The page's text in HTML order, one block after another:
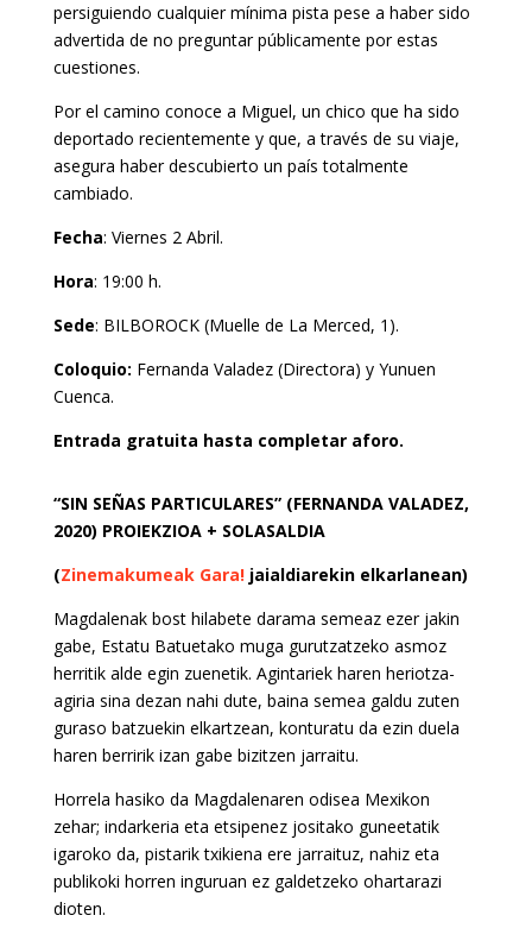
persiguiendo cualquier mínima pista pese a haber sido
advertida de no preguntar públicamente por estas
cuestiones.
Por el camino conoce a Miguel, un chico que ha sido
deportado recientemente y que, a través de su viaje,
asegura haber descubierto un país totalmente
cambiado.
Fecha: Viernes 2 Abril.
Hora: 19:00 h.
Sede: BILBOROCK (Muelle de La Merced, 1).
Coloquio: Fernanda Valadez (Directora) y Yunuen
Cuenca.
Entrada gratuita hasta completar aforo.
“SIN SEÑAS PARTICULARES” (FERNANDA VALADEZ,
2020) PROIEKZIOA + SOLASALDIA
(Zinemakumeak Gara!jaialdiarekin elkarlanean)
Magdalenak bost hilabete darama semeaz ezer jakin
gabe, Estatu Batuetako muga gurutzatzeko asmoz
herritik alde egin zuenetik. Agintariek haren heriotza-
agiria sina dezan nahi dute, baina semea galdu zuten
guraso batzuekin elkartzean, konturatu da ezin duela
haren berririk izan gabe bizitzen jarraitu.
Horrela hasiko da Magdalenaren odisea Mexikon
zehar; indarkeria eta etsipenez jositako guneetatik
igaroko da, pistarik txikiena ere jarraituz, nahiz eta
publikoki horren inguruan ez galdetzeko ohartarazi
dioten.